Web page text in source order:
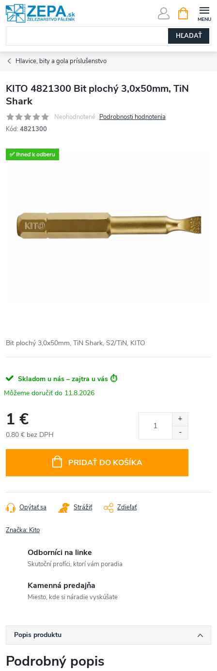
Prejsť
na
obsah
HĽADAŤ
KOŠÍK
Hlavice, bity a gola príslušenstvo
KITO 4821300 Bit plochý 3,0x50mm, TiN
Shark
Neohodnotené Podrobnosti hodnotenia
Kód: 4821300
✅ Ihneď k odberu
Bit plochý 3,0x50mm, TiN Shark, S2/TiN, KITO
Skladom u nás – zajtra u vás ⏱️
11.8.2026
1 €
0.80 € bez DPH
PRIDAŤ DO KOŠÍKA
Opýtať sa Strážiť Zdieľať
Značka: Kito
Odborníci na linke
Skutoční profíci, ktorí vám poradia
Kamenná predajňa
Miesto, kde si náradie vyskúšate
Popis produktu
Podrobný popis